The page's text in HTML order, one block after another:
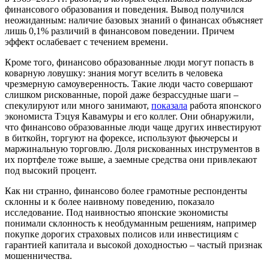
финансового образования и поведения. Вывод получился
неожиданным: наличие базовых знаний о финансах объясняет
лишь 0,1% различий в финансовом поведении. Причем
эффект ослабевает с течением времени.
Кроме того, финансово образованные люди могут попасть в
коварную ловушку: знания могут вселить в человека
чрезмерную самоуверенность. Такие люди часто совершают
слишком рискованные, порой даже безрассудные шаги –
спекулируют или много занимают, показала работа японского
экономиста Тэцуя Кавамуры и его коллег. Они обнаружили,
что финансово образованные люди чаще других инвестируют
в биткойн, торгуют на форексе, используют фьючерсы и
маржинальную торговлю. Доля рискованных инструментов в
их портфеле тоже выше, а заемные средства они привлекают
под высокий процент.
Как ни странно, финансово более грамотные респонденты
склонны и к более наивному поведению, показало
исследование. Под наивностью японские экономисты
понимали склонность к необдуманным решениям, например
покупке дорогих страховых полисов или инвестициям с
гарантией капитала и высокой доходностью – частый признак
мошенничества.